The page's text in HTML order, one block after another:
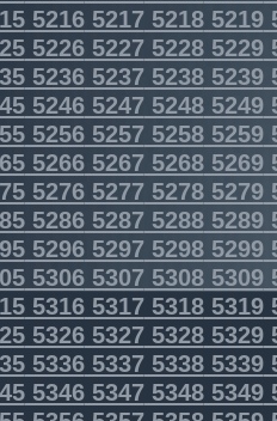
5216521752185219
52265227 52285229
52365237 52385239
52465247 52485249
52565257 52585259
52665267 52685269
52765277 52785279
52865287 52885289
52965297 52985299
53065307 53085309
5316531753185319
5326532753285329
5336533753385339
5346534753485349